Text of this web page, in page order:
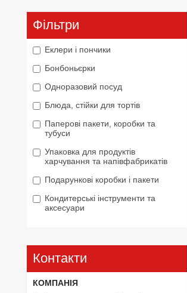
Фільтри
Еклери і пончики
Бонбоньєрки
Одноразовий посуд
Блюда, стійки для тортів
Паперові пакети, коробки та
тубуси
Упаковка для продуктів
харчування та напівфабрикатів
Подарункові коробки і пакети
Кондитерські інструменти та
аксесуари
Контакти